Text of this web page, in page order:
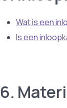
Wat is een
Is een
6.